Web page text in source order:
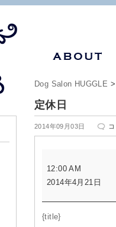
Dog Salon HUGGLE
定休日
2014年09月03日
定
休
休
日
12:00 AM
2014年4月21日
{title}